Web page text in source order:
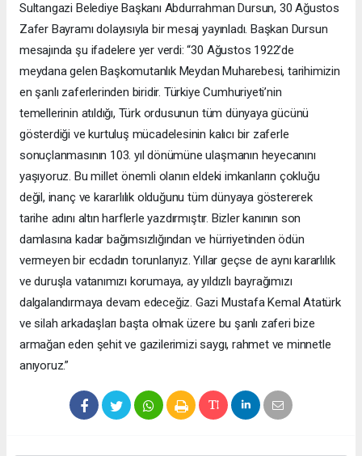
Sultangazi Belediye Başkanı Abdurrahman Dursun, 30 Ağustos
Zafer Bayramı dolayısıyla bir mesaj yayınladı. Başkan Dursun
mesajında şu ifadelere yer verdi: “30 Ağustos 1922’de
meydana gelen Başkomutanlık Meydan Muharebesi, tarihimizin
en şanlı zaferlerinden biridir. Türkiye Cumhuriyeti’nin
temellerinin atıldığı, Türk ordusunun tüm dünyaya gücünü
gösterdiği ve kurtuluş mücadelesinin kalıcı bir zaferle
sonuçlanmasının 103. yıl dönümüne ulaşmanın heyecanını
yaşıyoruz. Bu millet önemli olanın eldeki imkanların çokluğu
değil, inanç ve kararlılık olduğunu tüm dünyaya göstererek
tarihe adını altın harflerle yazdırmıştır. Bizler kanının son
damlasına kadar bağımsızlığından ve hürriyetinden ödün
vermeyen bir ecdadın torunlarıyız. Yıllar geçse de aynı kararlılık
ve duruşla vatanımızı korumaya, ay yıldızlı bayrağımızı
dalgalandırmaya devam edeceğiz. Gazi Mustafa Kemal Atatürk
ve silah arkadaşları başta olmak üzere bu şanlı zaferi bize
armağan eden şehit ve gazilerimizi saygı, rahmet ve minnetle
anıyoruz.”